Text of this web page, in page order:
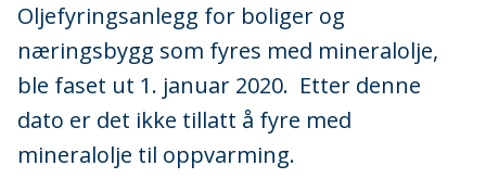
Oljefyringsanlegg for boliger og
næringsbygg som fyres med mineralolje,
ble faset ut 1. januar 2020. Etter denne
dato er det ikke tillatt å fyre med
mineralolje til oppvarming.